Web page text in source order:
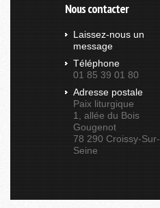
Nous contacter
Laissez-nous un
message
Téléphone
01 85 39 01 80
Adresse postale
Paix liturgique
1, allée du Bois
Gougenot
78 290 Croissy-Sur-
Seine